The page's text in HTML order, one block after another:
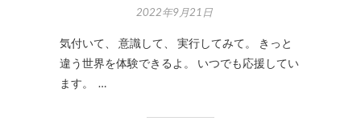
2022年9月21日
気付いて、 意識して、 実行してみて。 きっと
違う世界を体験できるよ。 いつでも応援してい
ます。 …